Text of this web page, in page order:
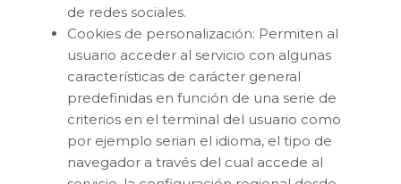
de redes sociales.
Cookies de personalización: Permiten al
usuario acceder al servicio con algunas
características de carácter general
predefinidas en función de una serie de
criterios en el terminal del usuario como
por ejemplo serian el idioma, el tipo de
navegador a través del cual accede al